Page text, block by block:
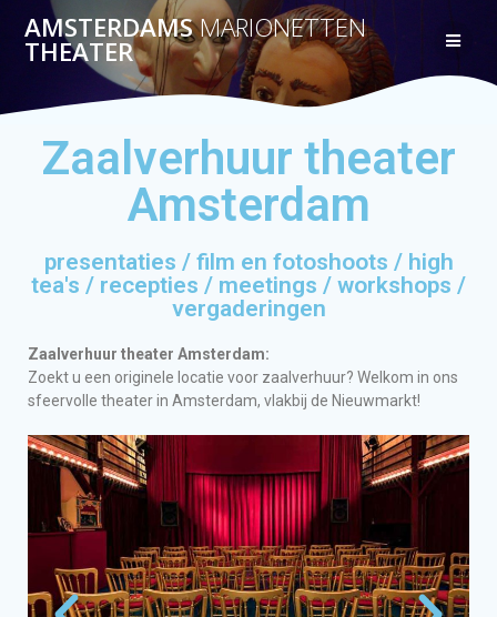
AMSTERDAMSMARIONETTEN
THEATER
Zaalverhuur theater
Amsterdam
presentaties / film en fotoshoots / high
tea's / recepties / meetings / workshops /
vergaderingen
Zaalverhuur theater Amsterdam:
Zoekt u een originele locatie voor zaalverhuur? Welkom in ons
sfeervolle theater in Amsterdam, vlakbij de Nieuwmarkt!